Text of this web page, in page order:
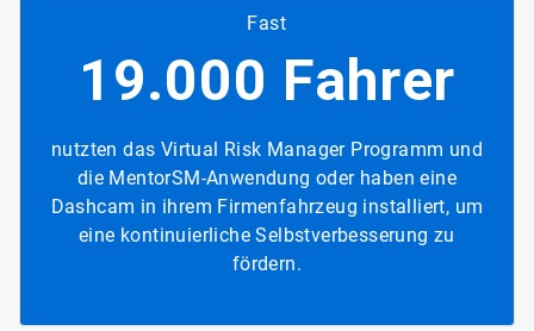
Fast
19.000 Fahrer
nutzten das Virtual Risk Manager Programm und
die MentorSM-Anwendung oder haben eine
Dashcam in ihrem Firmenfahrzeug installiert, um
eine kontinuierliche Selbstverbesserung zu
fördern.